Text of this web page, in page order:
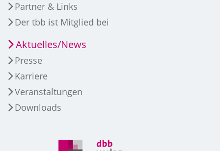
Partner & Links
Der tbb ist Mitglied bei
Aktuelles/News
Presse
Karriere
Veranstaltungen
Downloads